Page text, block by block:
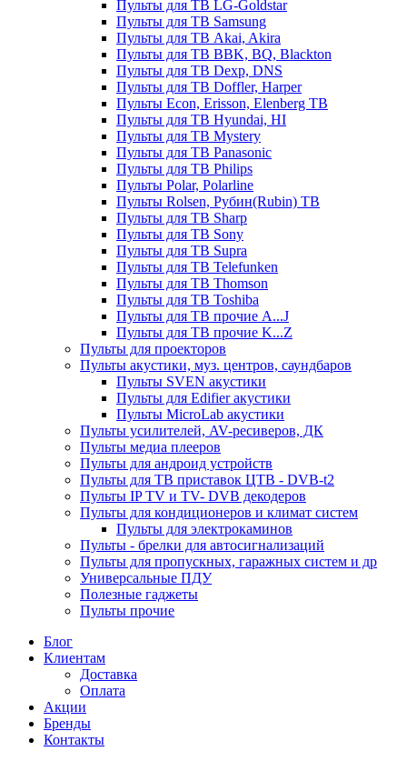
Пульты для ТВ LG-Goldstar
Пульты для ТВ Samsung
Пульты для ТВ Akai, Akira
Пульты для ТВ BBK, BQ, Blackton
Пульты для ТВ Dexp, DNS
Пульты для ТВ Doffler, Harper
Пульты Econ, Erisson, Elenberg ТВ
Пульты для ТВ Hyundai, HI
Пульты для ТВ Mystery
Пульты для ТВ Panasonic
Пульты для ТВ Philips
Пульты Polar, Polarline
Пульты Rolsen, Рубин(Rubin) ТВ
Пульты для ТВ Sharp
Пульты для ТВ Sony
Пульты для ТВ Supra
Пульты для ТВ Telefunken
Пульты для ТВ Thomson
Пульты для ТВ Toshiba
Пульты для ТВ прочие A...J
Пульты для ТВ прочие K...Z
Пульты для проекторов
Пульты акустики, муз. центров, саундбаров
Пульты SVEN акустики
Пульты для Edifier акустики
Пульты MicroLab акустики
Пульты усилителей, AV-ресиверов, ДК
Пульты медиа плееров
Пульты для андроид устройств
Пульты для ТВ приставок ЦТВ - DVB-t2
Пульты IP TV и TV- DVB декодеров
Пульты для кондиционеров и климат систем
Пульты для электрокаминов
Пульты - брелки для автосигнализаций
Пульты для пропускных, гаражных систем и др
Универсальные ПДУ
Полезные гаджеты
Пульты прочие
Блог
Клиентам
Доставка
Оплата
Акции
Бренды
Контакты